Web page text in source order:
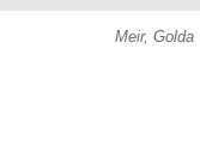
Meir, Golda